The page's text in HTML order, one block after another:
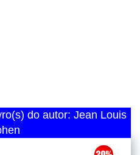
do autor: Jean Louis